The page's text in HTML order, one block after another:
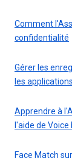
Comment
confidentialité
Gérer les
les
Apprendre à
l'aide de Voice
Face Match